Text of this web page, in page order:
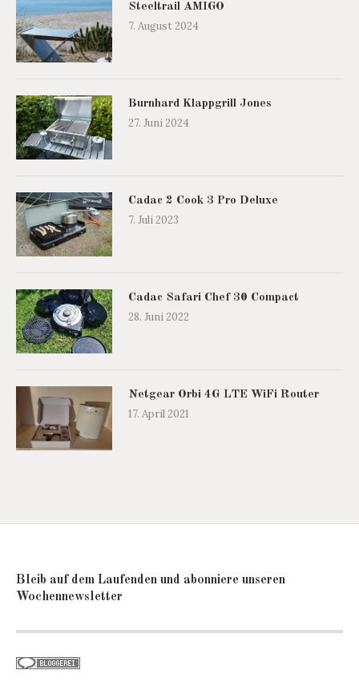
Steeltrail AMIGO
7. August 2024
Burnhard Klappgrill Jones
27. Juni 2024
Cadac 2 Cook 3 Pro Deluxe
7. Juli 2023
Cadac Safari Chef 30 Compact
28. Juni 2022
Netgear Orbi 4G LTE WiFi Router
17. April 2021
Bleib auf dem Laufenden und abonniere unseren
Wochennewsletter